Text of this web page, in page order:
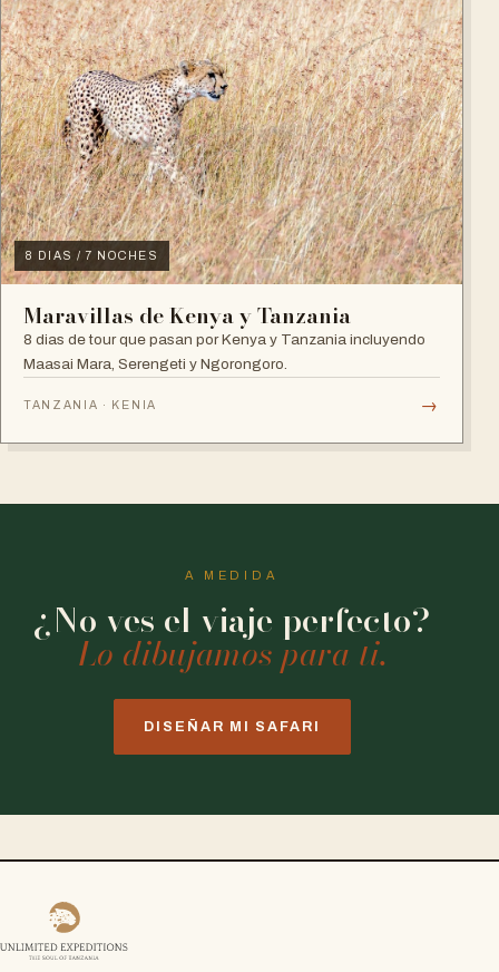
8 DIAS / 7 NOCHES
Maravillas de Kenya y Tanzania
8 dias de tour que pasan por Kenya y Tanzania incluyendo
Maasai Mara, Serengeti y Ngorongoro.
TANZANIA · KENIA →
A MEDIDA
¿No ves el viaje perfecto?
Lo dibujamos para ti.
DISEÑAR MI SAFARI